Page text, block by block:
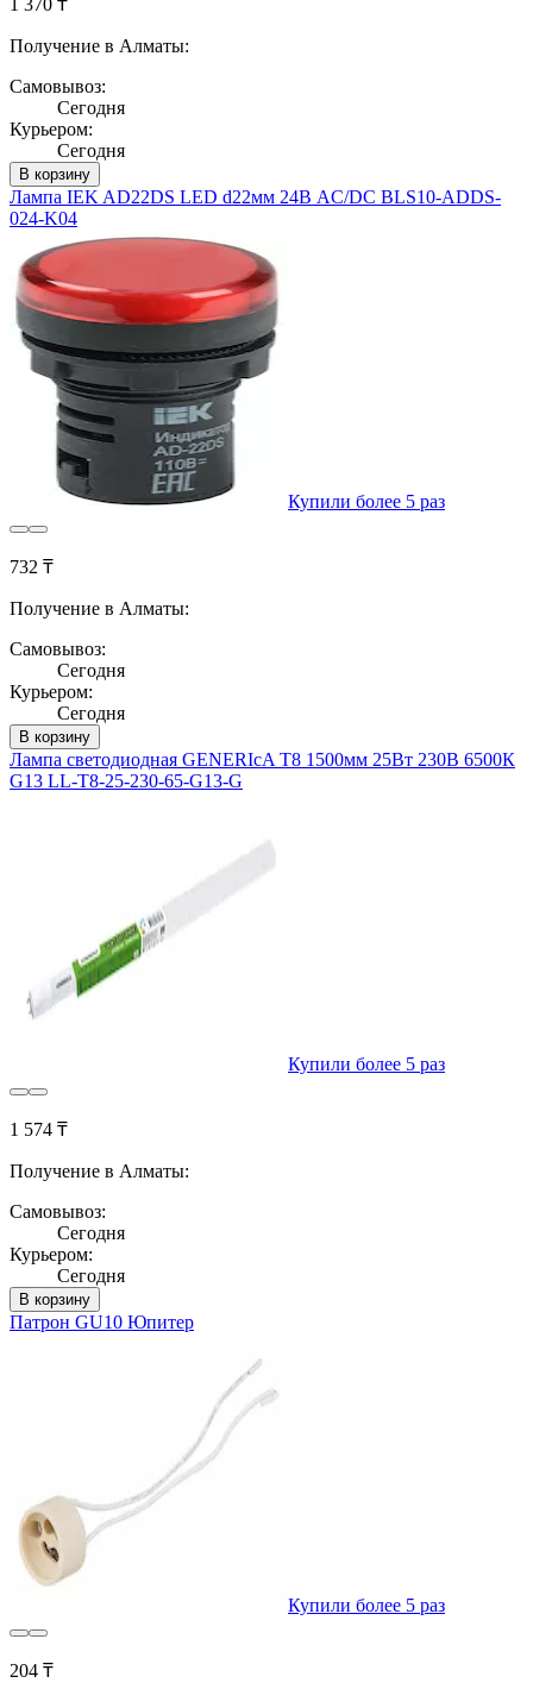
1 370 ₸
Получение в Алматы:
Самовывоз:
Сегодня
Курьером:
Сегодня
В корзину
Лампа IEK AD22DS LED d22мм 24В AC/DC BLS10-ADDS-
024-K04
Купили более 5 раз
732 ₸
Получение в Алматы:
Самовывоз:
Сегодня
Курьером:
Сегодня
В корзину
Лампа светодиодная GENERIсA T8 1500мм 25Вт 230В 6500К
G13 LL-T8-25-230-65-G13-G
Купили более 5 раз
1 574 ₸
Получение в Алматы:
Самовывоз:
Сегодня
Курьером:
Сегодня
В корзину
Патрон GU10 Юпитер
Купили более 5 раз
204 ₸